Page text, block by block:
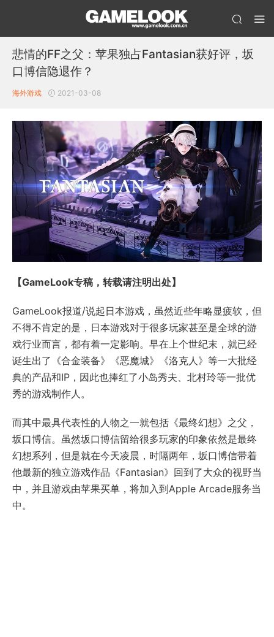
悲情的FF之父：苹果独占Fantasian获好评，坂
口博信隐退作？
海外游戏 2021-03-08
【GameLook专稿，转载请注明出处】
GameLook报道/说起日本游戏，虽然近些年略显疲软，但
不得不肯定的是，日本游戏对于很多玩家甚至是全球的游
戏行业而言，都有着一定影响。早在上个世纪末，就已经
诞生出了《合金装备》《恶魔城》《洛克人》等一大批经
典的产品和IP，因此也捧红了小岛秀夫、北村玲等一批优
秀的游戏制作人。
而其中最具代表性的人物之一就包括《最终幻想》之父，
坂口博信。虽然坂口博信留给很多玩家的印象依然是最终
幻想系列，但是就在今天凌晨，时隔两年，坂口博信带着
他最新的独立游戏作品《Fantasian》回到了大众的视野当
中，并且游戏由苹果买单，将加入到Apple Arcade服务当
中。